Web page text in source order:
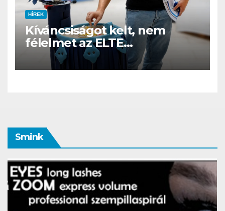
HÍREK
Kíváncsiságot kelt, nem
félelmet az ELTE
etológusainak felszolgáló
robotja
Smink